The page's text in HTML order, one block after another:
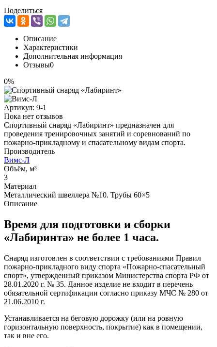
Поделиться
Описание
Характеристики
Дополнительная информация
Отзывы0
0%
Артикул: 9-1
Пока нет отзывов
Спортивный снаряд «Лабиринт» предназначен для
проведения тренировочных занятий и соревнований по
пожарно-прикладному и спасательному видам спорта.
Производитель
Вимс-Л
Объём, м³
3
Материал
Металлический швеллера №10. Трубы 60×5
Описание
Время для подготовки и сборки
«Лабиринта» не более 1 часа.
Снаряд изготовлен в соответствии с требованиями Правил
пожарно-прикладного виду спорта «Пожарно-спасательный
спорт», утвержденный приказом Министерства спорта РФ от
28.01.2020 г. № 35. Данное изделие не входит в перечень
обязательной сертификации согласно приказу МЧС № 280 от
21.06.2010 г.
Устанавливается на беговую дорожку (или на ровную
горизонтальную поверхность, покрытие) как в помещении,
так и вне его.